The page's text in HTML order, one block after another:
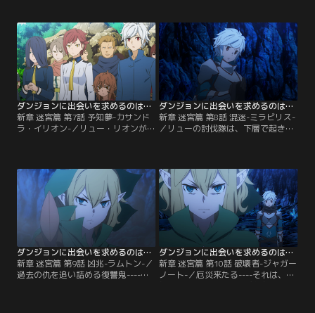
める強化種だったが、春姫が起死回
生の妖術【ココノエ】を放ち、形勢
は逆転したかに見えた----しかし、
強化種の狙いは、冒険者たちが集め
た魔石。それらを喰らい、自らに更
なる強化を…。【提供：バンダイチ
ャンネル】
仲間達は、安全地帯（セーフティポ
イント）の18階層で身体を癒やし、
地上へ帰還するための準備を進めて
いた。久々にベルとゆっくりした時
間を過ごそうと、リリはベルを誘お
うとするが…。【提供：バンダイチ
ャンネル】
ダンジョンに出会いを求めるのは間違っているだろうかIV 第07話
新章 迷宮篇 第7話 予知夢-カサンド
ラ・イリオン-／リュー・リオンが冒
リヴィラの冒険者達は色めき立ち、
リューの討伐隊を組織していく。リ
ヴィラの冒険者達が発見する前にリ
ューに接触し、真相を明らかにする-
---そのためにベル達は地上への帰還
を…。【提供：バンダイチャンネ
ダンジョンに出会いを求めるのは間違っているだろうかIV 第08話
新章 迷宮篇 第8話 混迷-ミラビリス-
／リューの討伐隊は、下層で起きた
に参加するベルと、リヴィラで騒ぎ
を扇動したタークという冒険者を監
視するグループに分かれて行動を始
める。狙い通り、ターク達は不穏な
動きを見せ始め、リリやアイシャは
彼らを追う。【提供：バンダイチャ
ダンジョンに出会いを求めるのは間違っているだろうかIV 第09話
新章 迷宮篇 第9話 凶兆-ラムトン-／
過去の仇を追い詰める復讐鬼----そ
ダンジョンに出会いを求めるのは間違っているだろうかIV 第10話
新章 迷宮篇 第10話 破壊者-ジャガー
ノート-／厄災来たる----それは、例